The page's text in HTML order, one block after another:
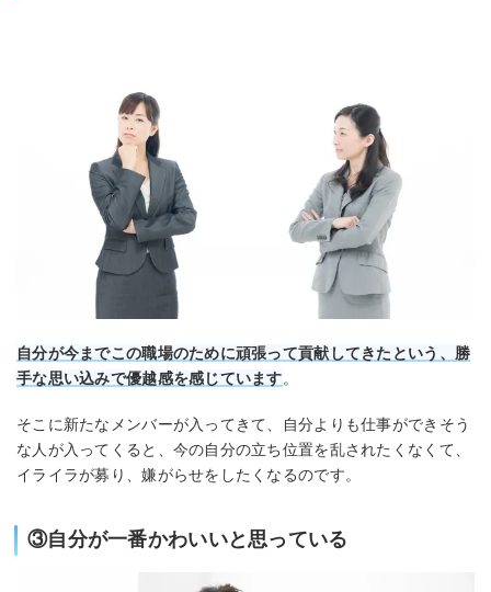
自分が今までこの職場のために頑張って貢献してきたという、勝
手な思い込みで優越感を感じています。
そこに新たなメンバーが入ってきて、自分よりも仕事ができそう
な人が入ってくると、今の自分の立ち位置を乱されたくなくて、
イライラが募り、嫌がらせをしたくなるのです。
③自分が一番かわいいと思っている